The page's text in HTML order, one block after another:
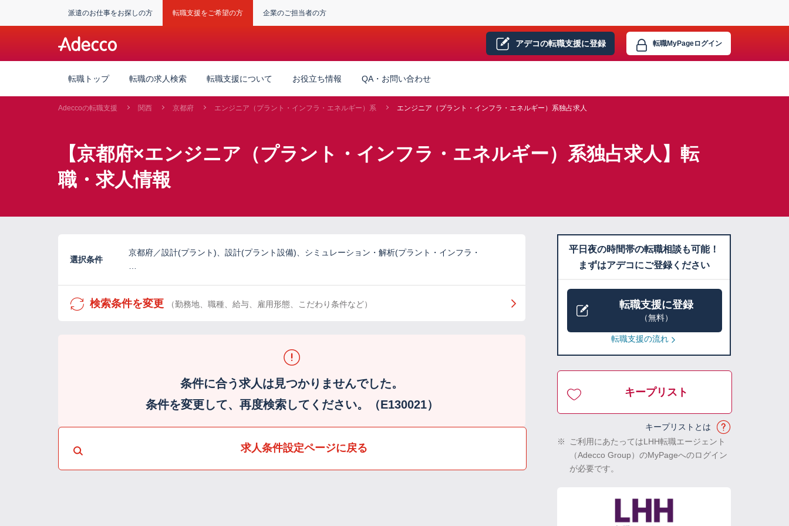
派遣のお仕事をお探しの方 転職支援をご希望の方 企業のご担当者の方
アデコの転職支援に登録 転職MyPageログイン
転職トップ 転職の求人検索 転職支援について お役立ち情報 QA・お問い合わせ
Adeccoの転職支援 関西 京都府 エンジニア（プラント・インフラ・エネルギー）系 エンジニア（プラント・インフラ・エネルギー）系独占求人
【京都府×エンジニア（プラント・インフラ・エネルギー）系独占求人】転
職・求人情報
選択条件
京都府／設計(プラント)、設計(プラント設備)、シミュレーション・解析(プラント・インフラ・
検索条件を変更 （勤務地、職種、給与、雇用形態、こだわり条件など）
条件に合う求人は見つかりませんでした。
条件を変更して、再度検索してください。（E130021）
求人条件設定ページに戻る
平日夜の時間帯の転職相談も可能！
まずはアデコにご登録ください
転職支援に登録
（無料）
転職支援の流れ
キープリスト
キープリストとは
※
ご利用にあたってはLHH転職エージェント
（Adecco Group）のMyPageへのログイン
が必要です。